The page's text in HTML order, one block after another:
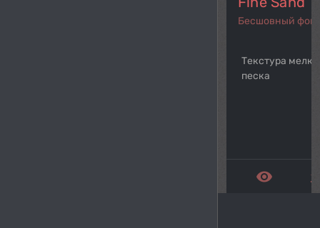
Бесшовный фон
Текстура
песка
remove_red_eye